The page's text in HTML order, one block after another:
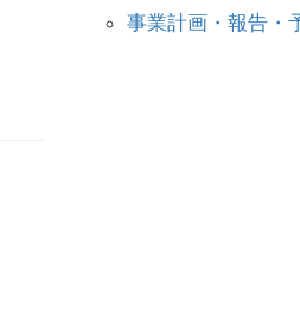
事業計画・報告・